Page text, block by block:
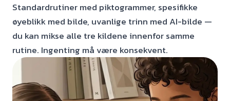
Standardrutiner med piktogrammer, spesifikke
øyeblikk med bilde, uvanlige trinn med AI-bilde —
du kan mikse alle tre kildene innenfor samme
rutine. Ingenting må være konsekvent.